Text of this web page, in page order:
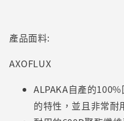
產品面料:
AXOFLUX
ALPAKA自產的
的特性，並且非常耐